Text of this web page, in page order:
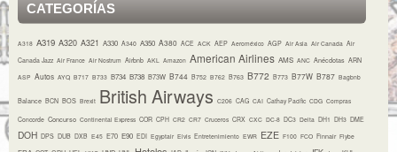
CATEGORÍAS
A318 A319 A320 A321 A330 A340 A350 A380 ACE ACK AEP Aeroméxico AGP Air Asia Air Canada Air
Canada Jazz Air France Air Nostrum Airbnb AKL Amazon American Airlines AMS ANC Anécdotas ARN
ASP Autos AYQ B717 B733 B734 B738 B73W B744 B752 B762 B763 B772 B773 B77W B787 Bagbnb
Balance BCN BOS Brexit British Airways C206 CAG CAI Cathay Pacific CDG Compras
Concorde Concurso Continental Express COR CPH CR2 CR7 Cruceros CRX CXC DC-8 DC3 Delta DH1 DH3 DME
DOH DPS DUB DXB E45 E70 E90 EDI Egyptair Elvis Entretenimiento EWR EZE F100 FCO Finnair Flybe